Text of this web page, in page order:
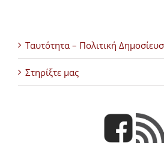
Ταυτότητα – Πολιτική
Στηρίξτε μας